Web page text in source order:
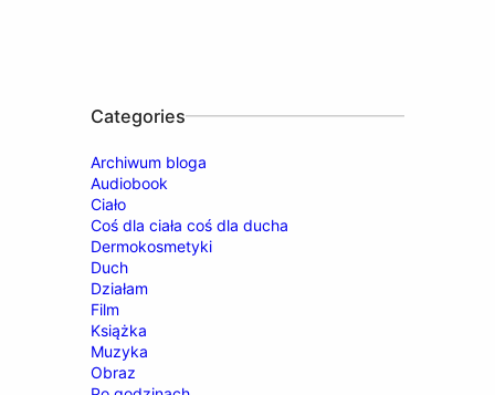
Categories
Archiwum bloga
Audiobook
Ciało
Coś dla ciała coś dla ducha
Dermokosmetyki
Duch
Działam
Film
Książka
Muzyka
Obraz